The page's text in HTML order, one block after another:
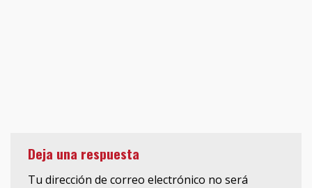
Deja una respuesta
Tu dirección de correo electrónico no será